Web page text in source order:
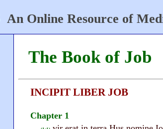
An Online Resource of
The Book of Job
INCIPIT LIBER JOB
Chapter 1